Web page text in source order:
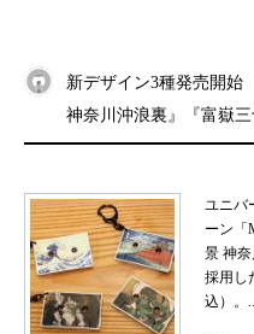
新デザイン3種発売開
神奈川沖浪裏』『富嶽
ユニバ
ーン「
景 神
採用し
込）。